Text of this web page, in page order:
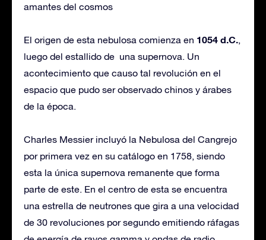
amantes del cosmos
El origen de esta nebulosa comienza en 1054 d.C.
luego del estallido de una supernova. Un
acontecimiento que causo tal revolución en el
espacio que pudo ser observado chinos y árabes
de la época.
Charles Messier incluyó la Nebulosa del Cangrejo
por primera vez en su catálogo en 1758, siendo
esta la única supernova remanente que forma
parte de este. En el centro de esta se encuentra
una estrella de neutrones que gira a una velocidad
de 30 revoluciones por segundo emitiendo ráfagas